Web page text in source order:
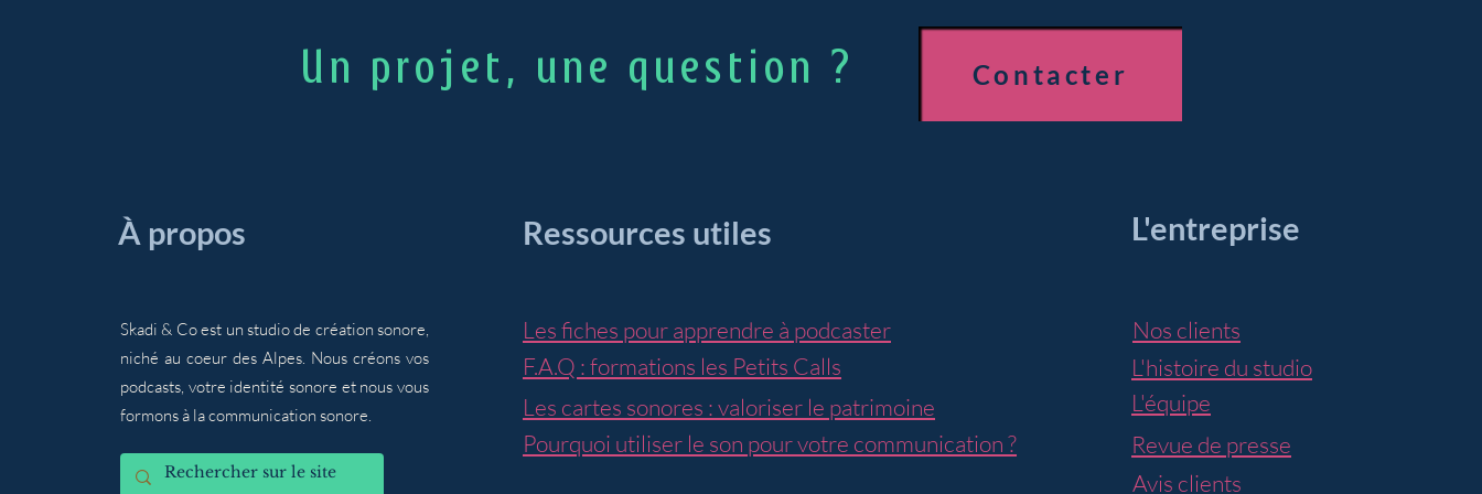
Un projet, une question ? Contacter
​À propos
Skadi & Co est un studio de création sonore,
niché au coeur des Alpes. Nous créons vos
podcasts, votre identité sonore et nous vous
formons à la communication sonore.
Ressources utiles
Les fiches pour apprendre à podcaster
F.A.Q : formations les Petits Calls
Les cartes sonores : valoriser le patrimoine
Pourquoi utiliser le son pour votre communication ?
L'entreprise
Nos clients
L'histoire du studio
L'équipe
Revue de presse
Avis clients